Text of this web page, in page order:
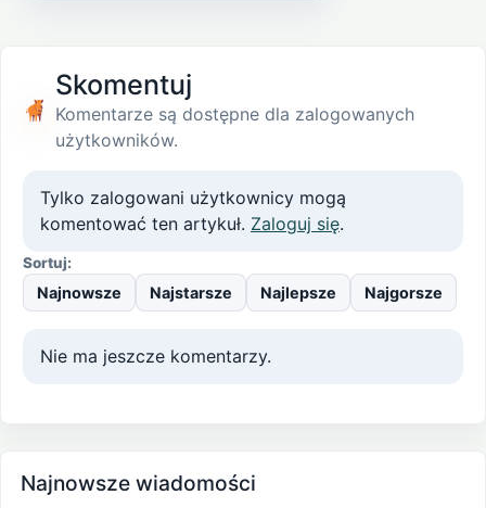
Skomentuj
Komentarze są dostępne dla zalogowanych
użytkowników.
Tylko zalogowani użytkownicy mogą
komentować ten artykuł. Zaloguj się.
Sortuj:
Najnowsze Najstarsze Najlepsze Najgorsze
Nie ma jeszcze komentarzy.
Najnowsze wiadomości